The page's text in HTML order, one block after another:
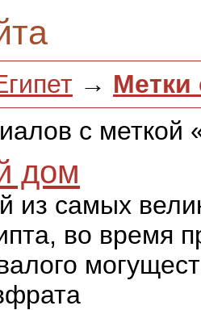
→ Метки
с меткой
дом
из самых
во время